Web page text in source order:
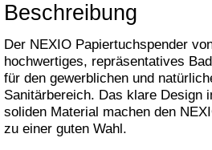
Beschreibung
Der NEXIO Papiertuchspender
hochwertiges, repräsentatives
für den gewerblichen und
Sanitärbereich. Das klare Design
soliden Material machen den
zu einer guten Wahl.